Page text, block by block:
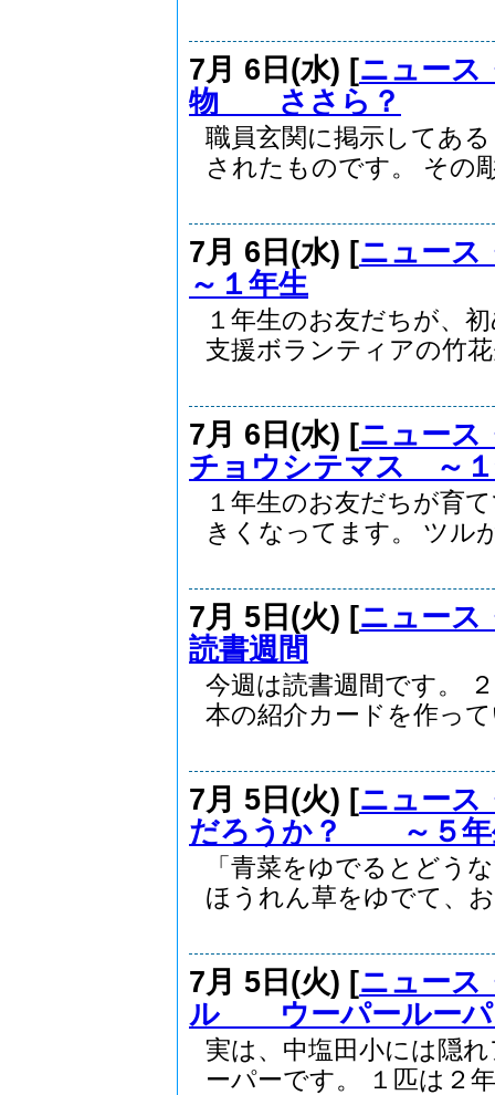
7月 6日(水) [ニュース
物 ささら？
職員玄関に掲示してあ
されたものです。 その
7月 6日(水) [ニュース
～１年生
１年生のお友だちが、
支援ボランティアの竹
7月 6日(水) [ニュース
チョウシテマス ～
１年生のお友だちが育
きくなってます。 ツル
7月 5日(火) [ニュース
読書週間
今週は読書週間です。
本の紹介カードを作っ
7月 5日(火) [ニュース
だろうか？ ～５年
「青菜をゆでるとどう
ほうれん草をゆでて、
7月 5日(火) [ニュース
ル ウーパールーパ
実は、中塩田小には隠
ーパーです。 １匹は２